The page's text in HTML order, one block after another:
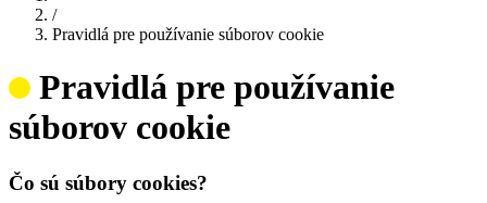
/
Pravidlá pre používanie súborov cookie
Pravidlá pre používanie
súborov cookie
Čo sú súbory cookies?